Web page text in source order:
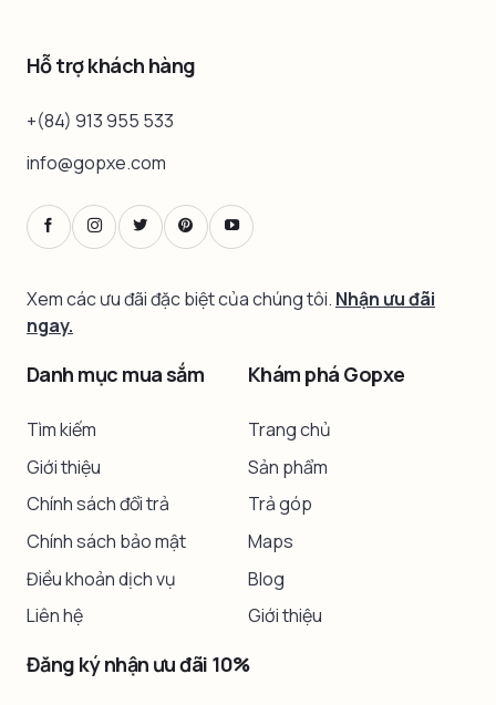
Hỗ trợ khách hàng
+(84) 913 955 533
info@gopxe.com
Xem các ưu đãi đặc biệt của chúng tôi. Nhận ưu đãi
ngay.
Danh mục mua sắm
Tìm kiếm
Giới thiệu
Chính sách đổi trả
Chính sách bảo mật
Điều khoản dịch vụ
Liên hệ
Khám phá Gopxe
Trang chủ
Sản phẩm
Trả góp
Maps
Blog
Giới thiệu
Đăng ký nhận ưu đãi 10%